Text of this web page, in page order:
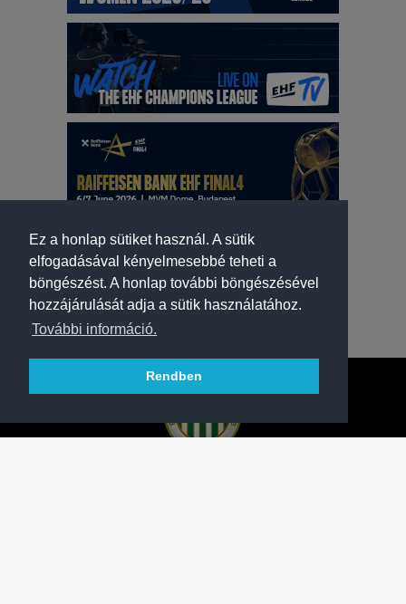
Ez a honlap sütiket használ. A sütik
elfogadásával kényelmesebbé teheti a
böngészést. A honlap további böngészésével
hozzájárulását adja a sütik használatához.
További információ.
Rendben